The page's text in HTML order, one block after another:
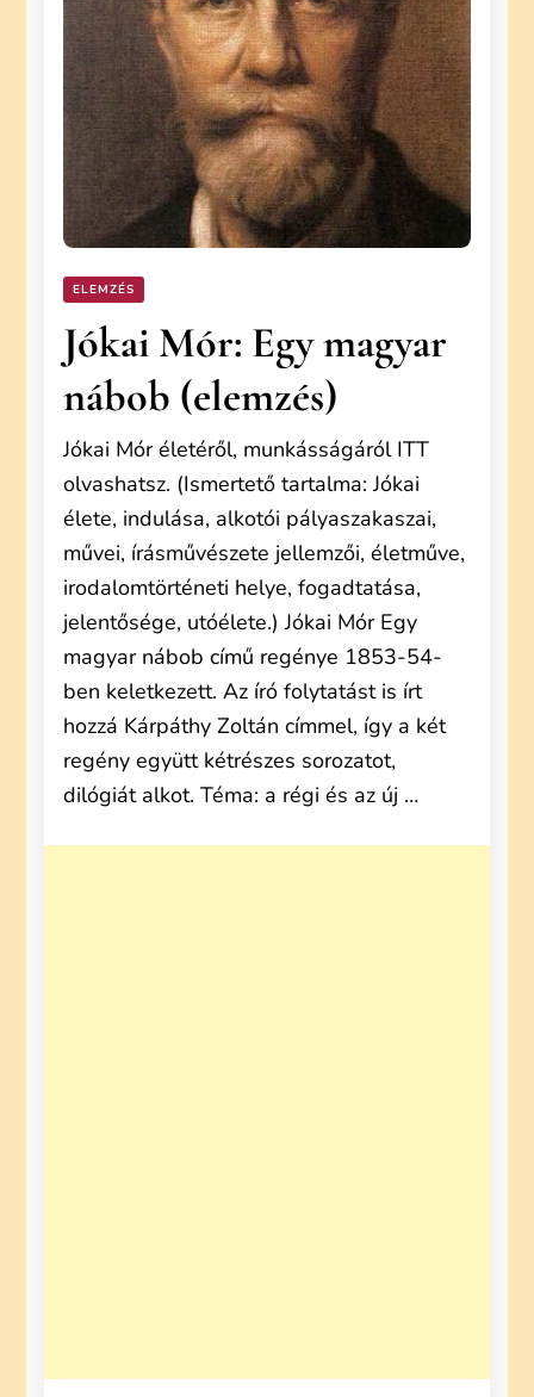
ELEMZÉS
Jókai Mór: Egy magyar
nábob (elemzés)
Jókai Mór életéről, munkásságáról ITT
olvashatsz. (Ismertető tartalma: Jókai
élete, indulása, alkotói pályaszakaszai,
művei, írásművészete jellemzői, életműve,
irodalomtörténeti helye, fogadtatása,
jelentősége, utóélete.) Jókai Mór Egy
magyar nábob című regénye 1853-54-
ben keletkezett. Az író folytatást is írt
hozzá Kárpáthy Zoltán címmel, így a két
regény együtt kétrészes sorozatot,
dilógiát alkot. Téma: a régi és az új …